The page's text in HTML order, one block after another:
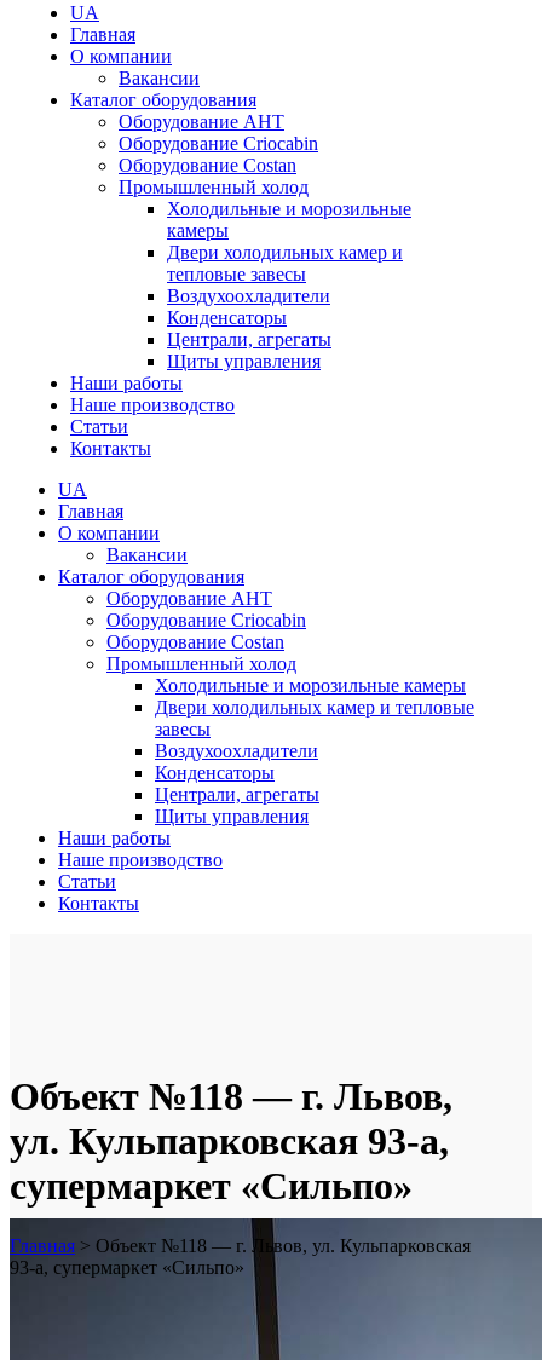
UA
Главная
О компании
Вакансии
Каталог оборудования
Оборудование AHT
Оборудование Criocabin
Оборудование Costan
Промышленный холод
Холодильные и морозильные
камеры
Двери холодильных камер и
тепловые завесы
Воздухоохладители
Конденсаторы
Централи, агрегаты
Щиты управления
Наши работы
Наше производство
Статьи
Контакты
UA
Главная
О компании
Вакансии
Каталог оборудования
Оборудование AHT
Оборудование Criocabin
Оборудование Costan
Промышленный холод
Холодильные и морозильные камеры
Двери холодильных камер и тепловые
завесы
Воздухоохладители
Конденсаторы
Централи, агрегаты
Щиты управления
Наши работы
Наше производство
Статьи
Контакты
Объект №118 — г. Львов,
ул. Кульпарковская 93-а,
супермаркет «Сильпо»
Главная > Объект №118 — г. Львов, ул. Кульпарковская
93-а, супермаркет «Сильпо»